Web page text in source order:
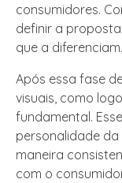
consumidores.
definir a
que a diferenciam.
Após essa fase
visuais, como
fundamental.
personalidade
maneira
com o